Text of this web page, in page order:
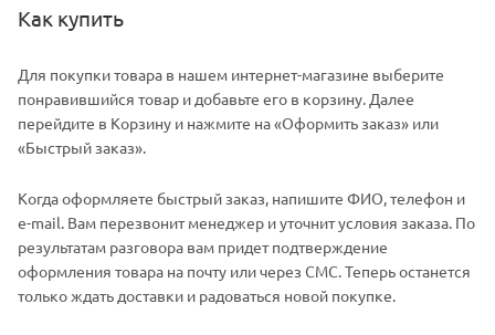
Как купить
Для покупки товара в нашем интернет-магазине выберите
понравившийся товар и добавьте его в корзину. Далее
перейдите в Корзину и нажмите на «Оформить заказ» или
«Быстрый заказ».
Когда оформляете быстрый заказ, напишите ФИО, телефон и
e-mail. Вам перезвонит менеджер и уточнит условия заказа. По
результатам разговора вам придет подтверждение
оформления товара на почту или через СМС. Теперь останется
только ждать доставки и радоваться новой покупке.